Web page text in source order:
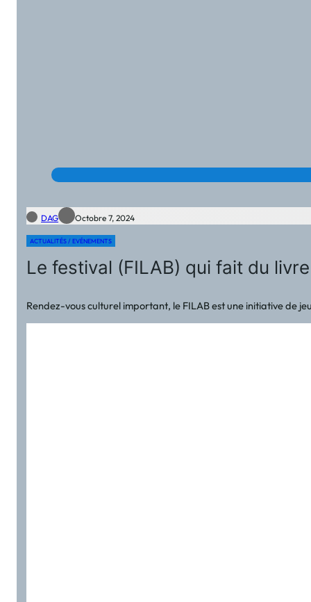
DAG Octobre 7, 2024
ACTUALITÉS / EVÉNEMENTS
Le festival (FILAB) qui fait du
Rendez-vous culturel important, le FILAB est une initiative de